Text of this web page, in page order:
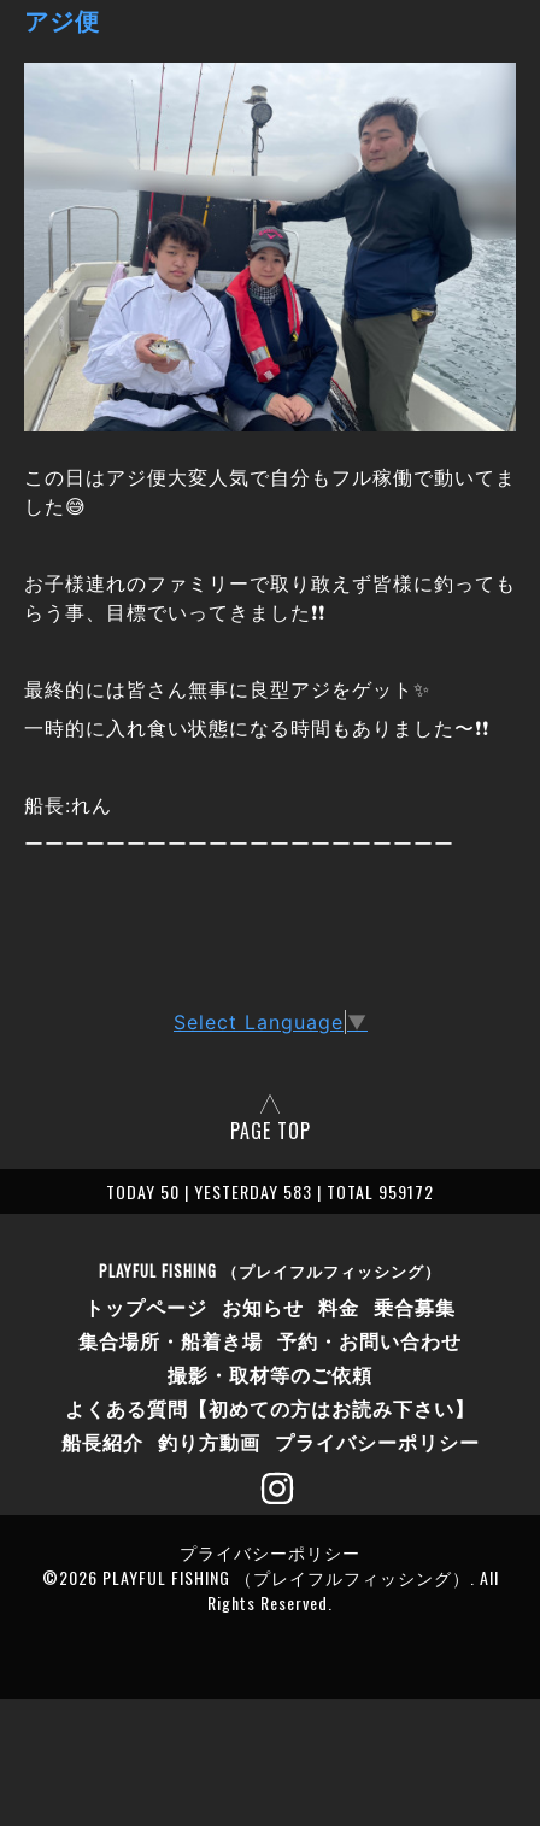
アジ便
この日はアジ便大変人気で自分もフル稼働で動いてま
した😅
お子様連れのファミリーで取り敢えず皆様に釣っても
らう事、目標でいってきました❗❗
最終的には皆さん無事に良型アジをゲット✨
一時的に入れ食い状態になる時間もありました〜❗❗
船長:れん
ーーーーーーーーーーーーーーーーーーーーー
Select Language ▼
PAGE TOP
TODAY 50 | YESTERDAY 583 | TOTAL 959172
PLAYFUL FISHING （プレイフルフィッシング）
トップページ お知らせ 料金 乗合募集
集合場所・船着き場 予約・お問い合わせ
撮影・取材等のご依頼
よくある質問【初めての方はお読み下さい】
船長紹介 釣り方動画 プライバシーポリシー
プライバシーポリシー
©2026 PLAYFUL FISHING （プレイフルフィッシング）
. All
Rights Reserved.